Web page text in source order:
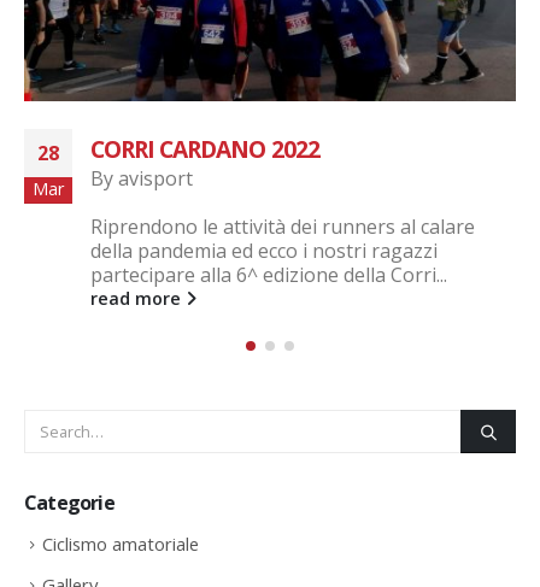
24
Mag
Seconda tappa giro del Varesotto 2024
Byavisport
2 Tappa Giro del Varesotto - Quinzano San
Pietro di Sumirago. Seguono foto in gallery.
read more
Ciclismo amatoriale